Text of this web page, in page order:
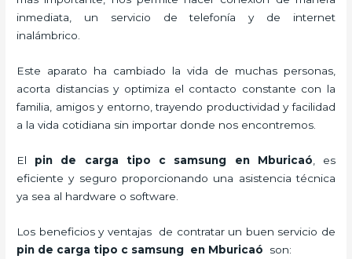
inmediata, un servicio de telefonía y de internet
inalámbrico.
Este aparato ha cambiado la vida de muchas personas,
acorta distancias y optimiza el contacto constante con la
familia, amigos y entorno, trayendo productividad y facilidad
a la vida cotidiana sin importar donde nos encontremos.
El pin de carga tipo c samsung en Mburicaó , es
eficiente y seguro proporcionando una asistencia técnica
ya sea al hardware o software.
Los beneficios y ventajas de contratar un buen servicio de
pin de carga tipo c samsung en Mburicaó son: